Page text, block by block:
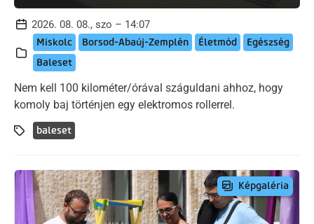
2026. 08. 08., szo – 14:07
Miskolc Borsod-Abaúj-Zemplén Életmód
Egészség
Baleset
Nem kell 100 kilométer/órával száguldani ahhoz, hogy
komoly baj történjen egy elektromos rollerrel.
baleset
Képgaléria